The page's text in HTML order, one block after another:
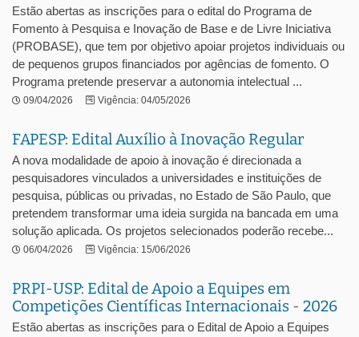
Estão abertas as inscrições para o edital do Programa de
Fomento à Pesquisa e Inovação de Base e de Livre Iniciativa
(PROBASE), que tem por objetivo apoiar projetos individuais ou
de pequenos grupos financiados por agências de fomento. O
Programa pretende preservar a autonomia intelectual ...
09/04/2026 Vigência: 04/05/2026
FAPESP: Edital Auxílio à Inovação Regular
A nova modalidade de apoio à inovação é direcionada a
pesquisadores vinculados a universidades e instituições de
pesquisa, públicas ou privadas, no Estado de São Paulo, que
pretendem transformar uma ideia surgida na bancada em uma
solução aplicada. Os projetos selecionados poderão recebe...
06/04/2026 Vigência: 15/06/2026
PRPI-USP: Edital de Apoio a Equipes em
Competições Científicas Internacionais - 2026
Estão abertas as inscrições para o Edital de Apoio a Equipes